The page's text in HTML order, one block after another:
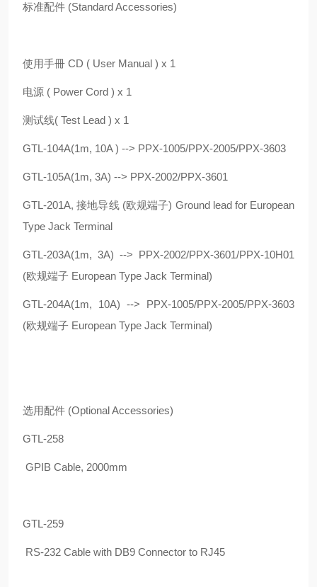
标准配件 (Standard Accessories)
使用手冊 CD ( User Manual ) x 1
电源 ( Power Cord ) x 1
测试线( Test Lead ) x 1
GTL-104A(1m, 10A ) --> PPX-1005/PPX-2005/PPX-3603
GTL-105A(1m, 3A) --> PPX-2002/PPX-3601
GTL-201A, 接地导线 (欧规端子) Ground lead for European
Type Jack Terminal
GTL-203A(1m, 3A) --> PPX-2002/PPX-3601/PPX-10H01
(欧规端子 European Type Jack Terminal)
GTL-204A(1m, 10A) --> PPX-1005/PPX-2005/PPX-3603
(欧规端子 European Type Jack Terminal)
选用配件 (Optional Accessories)
GTL-258
GPIB Cable, 2000mm
GTL-259
RS-232 Cable with DB9 Connector to RJ45